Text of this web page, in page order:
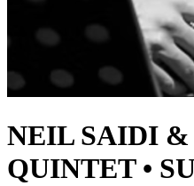
NEIL SAIDI
QUINTET •